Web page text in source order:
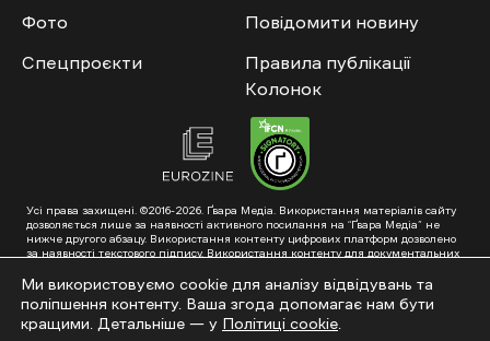
Фото
Спецпроєкти
Повідомити новину
Правила публікації
Колонок
Усі права захищені. ©2016-2026. Ґвара Медіа. Використання матеріалів сайту
дозволяється лише за наявності активного посилання на “Ґвара Медіа” не
нижче другого абзацу. Використання контенту цифрових платформ дозволено
за наявності текстового підпису. Використання контенту для документальних
схвалення від редакції.
Суб’єкт у сфері онлайн-медіа; ідентифікатор медіа – R40-01353. Поштова
адреса: ГО «Ґвара Медіа», 61057, Харків, вул. Гоголя, 14, абонентська скринька
№7400
Ми використовуємо cookie для аналізу відвідувань та
поліпшення контенту. Ваша згода допомагає нам бути
кращими. Детальніше — у Політиці cookie